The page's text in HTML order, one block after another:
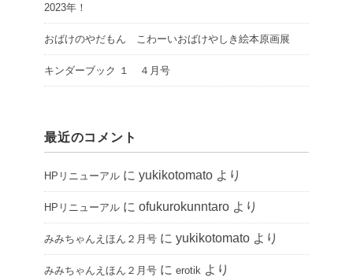
2023年！
おばけのやだもん こわーいおばけやしき絵本原画展
キンダーブック １ ４月号
最近のコメント
HPリニューアル に yukikotomato より
HPリニューアル に ofukurokunntaro より
みみちゃんえほん２月号 に yukikotomato より
みみちゃんえほん２月号 に erotik より